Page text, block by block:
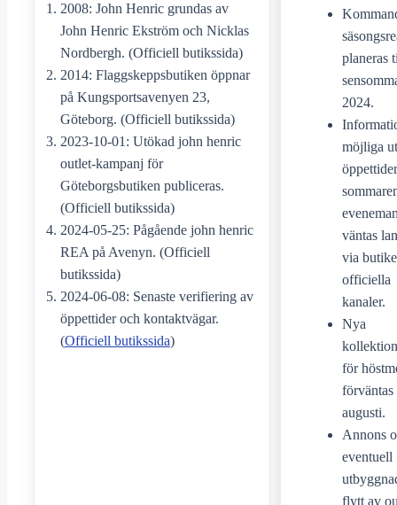
2008: John Henric grundas av
John Henric Ekström och Nicklas
Nordbergh. (Officiell butikssida)
2014: Flaggskeppsbutiken öppnar
på Kungsportsavenyen 23,
Göteborg. (Officiell butikssida)
2023-10-01: Utökad john henric
outlet-kampanj för
Göteborgsbutiken publiceras.
(Officiell butikssida)
2024-05-25: Pågående john henric
REA på Avenyn. (Officiell
butikssida)
2024-06-08: Senaste verifiering av
öppettider och kontaktvägar.
(Officiell butikssida)
planeras
2024.
möjliga
väntas
via
officiella
kanaler.
Nya
för
förväntas
augusti.
Annons
eventuell
flytt av